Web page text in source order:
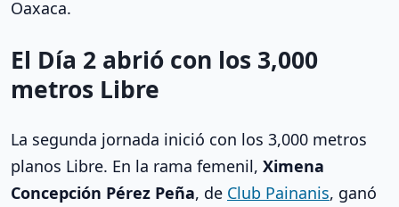
Oaxaca.
El Día 2 abrió con los 3,000
metros Libre
La segunda jornada inició con los 3,000 metros
planos Libre. En la rama femenil, Ximena
Concepción Pérez Peña, de Club Painanis, ganó